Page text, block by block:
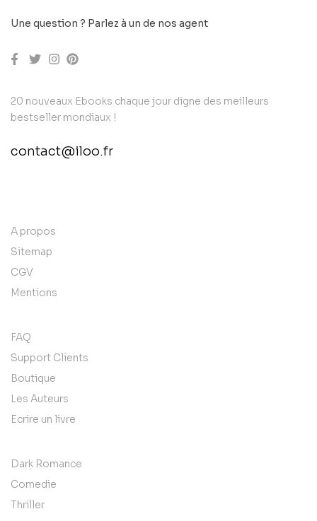
Une question ? Parlez à un de nos agent
20 nouveaux Ebooks chaque jour digne des meilleurs
bestseller mondiaux !
contact@iloo.fr
A propos
Sitemap
CGV
Mentions
FAQ
Support Clients
Boutique
Les Auteurs
Ecrire un livre
Dark Romance
Comedie
Thriller